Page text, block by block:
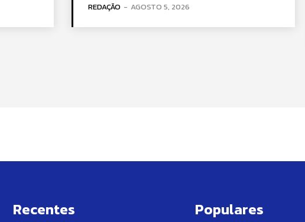
REDAÇÃO - AGOSTO 5, 2026
Recentes Populares